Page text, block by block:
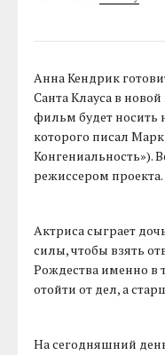
Анна Кендрик
Санта Клауса в
фильм будет носить
которого писал
Конгениальность»).
режиссером проекта.
Актриса сыграет
силы, чтобы взять
Рождества именно в
отойти от дел, а
На сегодняшний